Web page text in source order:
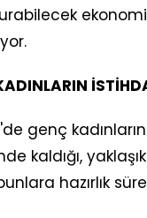
genç
kaldığı,
hazırlık